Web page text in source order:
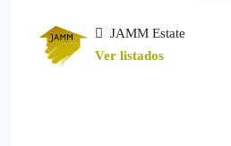
JAMM Estate
Ver listados